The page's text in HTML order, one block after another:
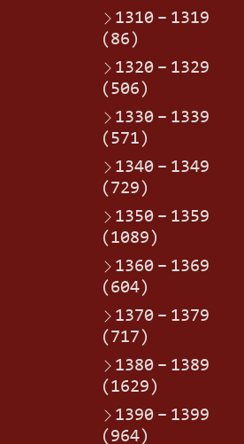
1310 – 1319
(86)
1320 – 1329
(506)
1330 – 1339
(571)
1340 – 1349
(729)
1350 – 1359
(1089)
1360 – 1369
(604)
1370 – 1379
(717)
1380 – 1389
(1629)
1390 – 1399
(964)